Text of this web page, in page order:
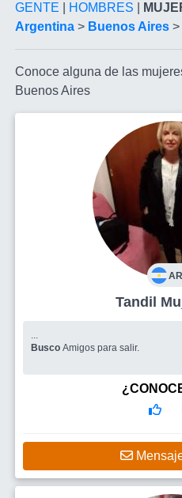
GENTE HOMBRES
Argentina > Buenos Aires >
Conoce alguna de las
Buenos Aires
...
Busco Amigos para salir.